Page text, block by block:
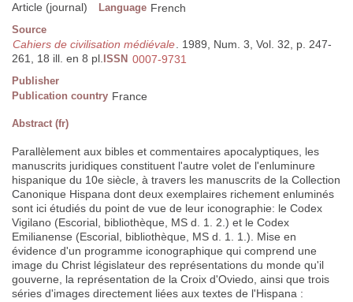
Article (journal) Language French
Source
Cahiers de civilisation médiévale. 1989, Num. 3, Vol. 32, p. 247-
261, 18 ill. en 8 pl. ISSN 0007-9731
Publisher
Publication country France
Abstract (fr)
Parallèlement aux bibles et commentaires apocalyptiques, les
manuscrits juridiques constituent l'autre volet de l'enluminure
hispanique du 10e siècle, à travers les manuscrits de la Collection
Canonique Hispana dont deux exemplaires richement enluminés
sont ici étudiés du point de vue de leur iconographie: le Codex
Vigilano (Escorial, bibliothèque, MS d. 1. 2.) et le Codex
Emilianense (Escorial, bibliothèque, MS d. 1. 1.). Mise en
évidence d'un programme iconographique qui comprend une
image du Christ législateur des représentations du monde qu'il
gouverne, la représentation de la Croix d'Oviedo, ainsi que trois
séries d'images directement liées aux textes de l'Hispana :